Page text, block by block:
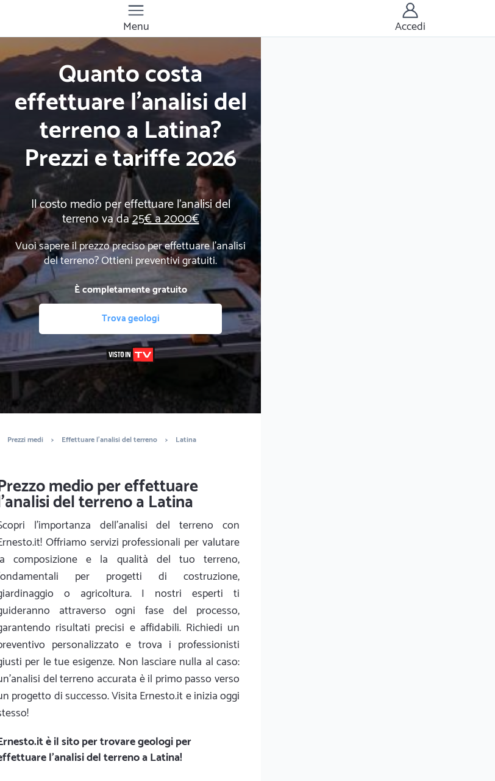
Quanto costa
effettuare l'analisi del
terreno a Latina?
Prezzi e tariffe 2026
Il costo medio per effettuare l'analisi del
terreno va da25€ a 2000€
Vuoi sapere il prezzo preciso per effettuare l'analisi
del terreno? Ottieni preventivi gratuiti.
È completamente gratuito
Trova geologi
Prezzi medi > Effettuare l'analisi del terreno > Latina
medio per effettuare
del terreno a Latina
l'importanza dell'analisi del terreno con
Offriamo servizi professionali per valutare
composizione e la qualità del tuo terreno,
per progetti di costruzione,
o agricoltura. I nostri esperti ti
attraverso ogni fase del processo,
risultati precisi e affidabili. Richiedi un
personalizzato e trova i professionisti
per le tue esigenze. Non lasciare nulla al caso:
del terreno accurata è il primo passo verso
progetto di successo. Visita Ernesto.it e inizia oggi
è il sito per trovare geologi per
l'analisi del terreno a Latina!
Menu Accedi